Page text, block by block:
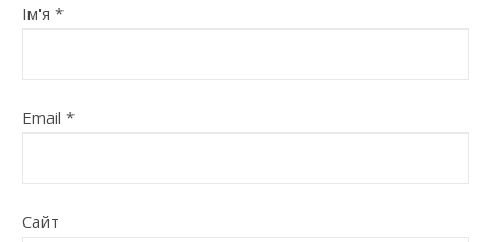
Ім'я *
Email *
Сайт